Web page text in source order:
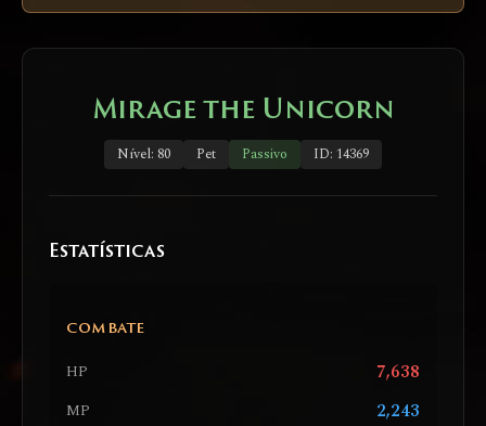
Mirage the Unicorn
Nível: 80 Pet Passivo ID: 14369
Estatísticas
COMBATE
HP 7,638
MP 2,243